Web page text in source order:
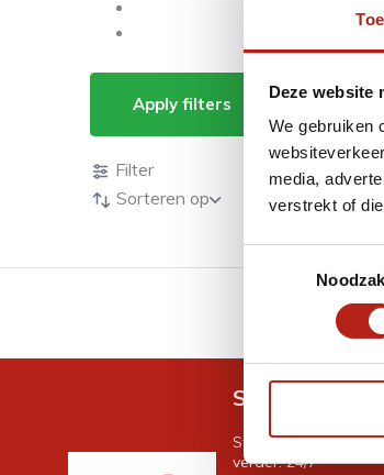
Deze website
We gebruiken
media,
verstrekt of
Apply filters
Producten
Filter
Sorteren op
GRATIS
Snel
Stel je vraag in de
verder. 24/7